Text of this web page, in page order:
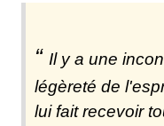
Il y a une
légèreté de
lui fait recevoir